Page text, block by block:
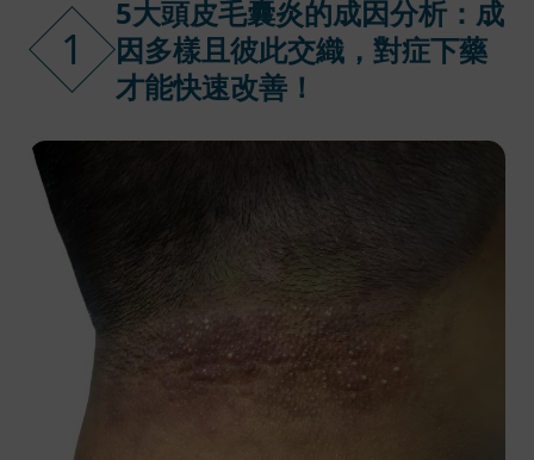
1
5大頭皮毛囊炎的成因分析：成
因多樣且彼此交織，對症下藥
才能快速改善！